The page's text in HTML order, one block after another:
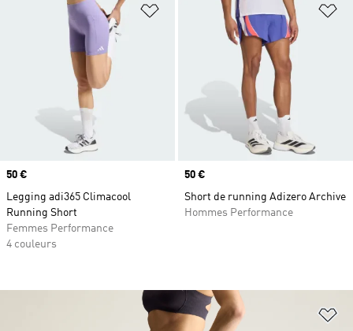
Ajouter à la Liste de produits
Prix
50 €
Legging adi365 Climacool
Running Short
Femmes Performance
4 couleurs
Prix
50 €
Short de running Adizero Archive
Hommes Performance